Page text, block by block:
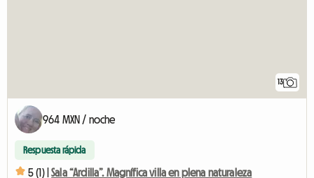
13
964 MXN / noche
Respuesta rápida
5 (1) | Sala “Ardilla”. Magnífica villa en plena naturaleza